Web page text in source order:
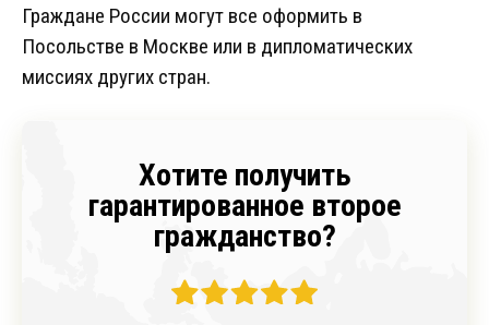
Граждане России могут все оформить в
Посольстве в Москве или в дипломатических
миссиях других стран.
Хотите получить
гарантированное второе
гражданство?